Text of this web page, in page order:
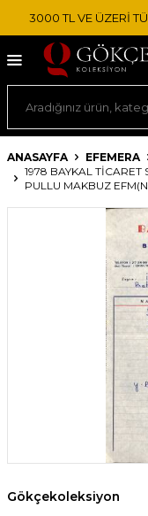
3000 TL VE ÜZERİ
ANASAYFA EFEMERA
1978 BAYKAL
PULLU MAKBUZ
Gökçekoleksiyon